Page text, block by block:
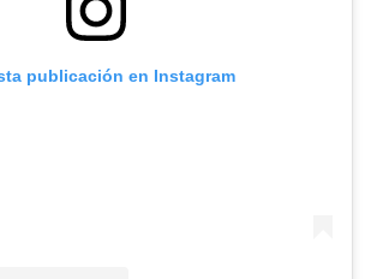
publicación en Instagram